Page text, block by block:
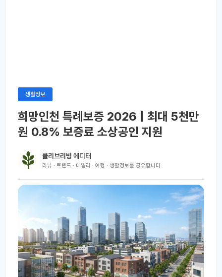
생활정보
희망인천 특례보증 2026 | 최대 5천만
원 0.8% 보증료 소상공인 지원
클리브리빙 에디터
리뷰 · 트렌드 · 데일리 · 여행 · 생활정보를 공유합니다.